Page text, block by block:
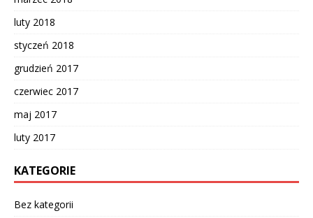
luty 2018
styczeń 2018
grudzień 2017
czerwiec 2017
maj 2017
luty 2017
KATEGORIE
Bez kategorii